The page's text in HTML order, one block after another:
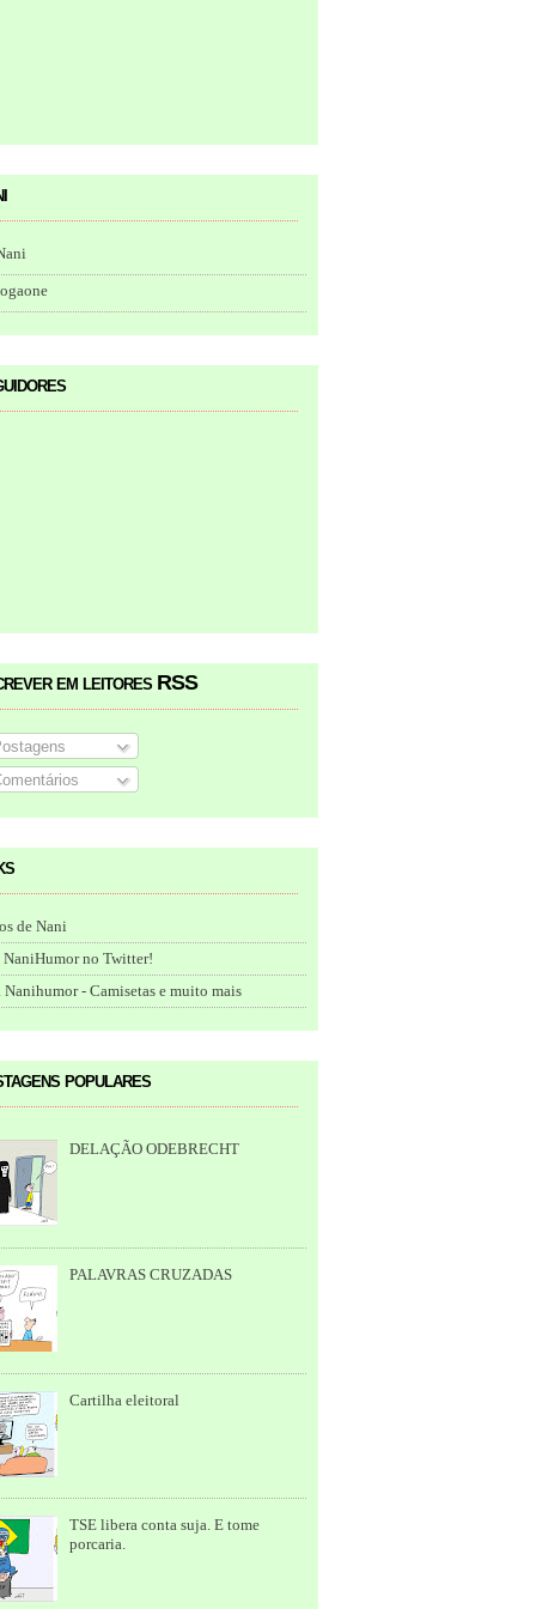
em leitores RSS
de Nani
NaniHumor no Twitter!
- Camisetas e muito mais
populares
DELAÇÃO ODEBRECHT
PALAVRAS CRUZADAS
Cartilha eleitoral
TSE libera conta suja. E tome
porcaria.